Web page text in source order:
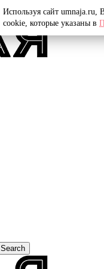
Search
Используя сайт umnaja.ru,
cookie, которые указаны в